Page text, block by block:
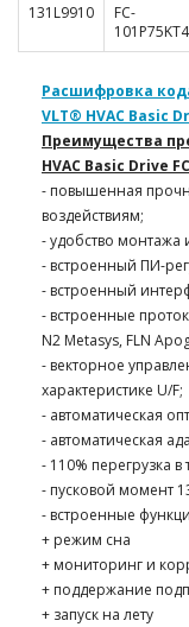
131L9910
FC-
Расшифровка
VLT® HVAC Basic
Преимущества
HVAC Basic Drive
- повышенная
воздействиям;
- удобство монтажа
- встроенный ПИ-
- встроенный
- встроенные
N2 Metasys, FLN
- векторное
характеристике U/F;
- автоматическая
- автоматическая
- 110% перегрузка
- пусковой момент
- встроенные
+ режим сна
+ мониторинг и
+ поддержание
+ запуск на лету